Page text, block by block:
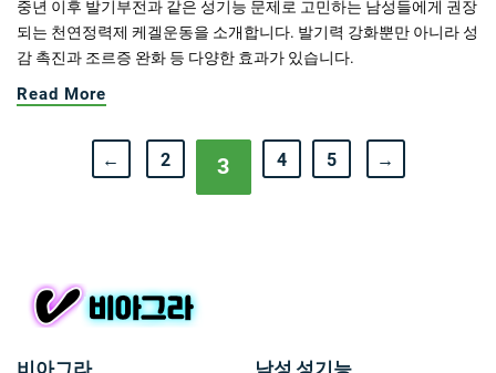
중년 이후 발기부전과 같은 성기능 문제로 고민하는 남성들에게 권장
되는 천연정력제 케겔운동을 소개합니다. 발기력 강화뿐만 아니라 성
감 촉진과 조르증 완화 등 다양한 효과가 있습니다.
Read More
← 2 3 4 5 →
비아그라 남성 성기능